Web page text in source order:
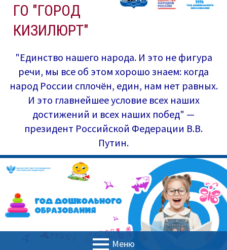
ГО "ГОРОД
КИЗИЛЮРТ"
"Единство нашего народа. И это не фигура
речи, мы все об этом хорошо знаем: когда
народ России сплочён, един, нам нет равных.
И это главнейшее условие всех наших
достижений и всех наших побед" —
президент Российской Федерации В.В.
Путин.
Меню